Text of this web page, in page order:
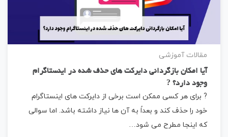
مقالات آموزشی
آیا امکان بازگردانی دایرکت های حذف شده در اینستاگرام
وجود دارد؟ ?
? برای هر کسی ممکن است برخی از دایرکت های اینستاگرام
خود را حذف کند و بعداً به آن ها نیاز داشته باشد. اما سوالی
که اینجا مطرح می شود…